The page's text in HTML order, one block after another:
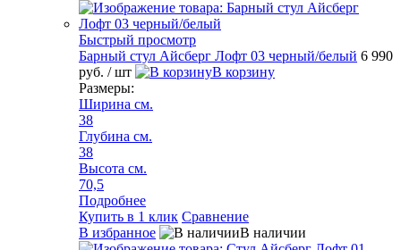
Быстрый просмотр
Барный стул Айсберг Лофт 03 черный/белый 6 990
руб. / шт
В корзину
Размеры:
Ширина см.
38
Глубина см.
38
Высота см.
70,5
Подробнее
Купить в 1 клик Сравнение
В избранное
В наличии